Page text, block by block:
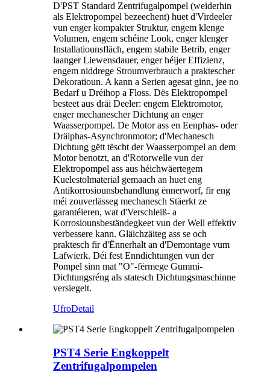
D'PST Standard Zentrifugalpompel (weiderhin
als Elektropompel bezeechent) huet d'Virdeeler
vun enger kompakter Struktur, engem klenge
Volumen, engem schéine Look, enger klenger
Installatiounsfläch, engem stabile Betrib, enger
laanger Liewensdauer, enger héijer Effizienz,
engem niddrege Stroumverbrauch a praktescher
Dekoratioun. A kann a Serien agesat ginn, jee no
Bedarf u Dréihop a Floss. Dës Elektropompel
besteet aus dräi Deeler: engem Elektromotor,
enger mechanescher Dichtung an enger
Waasserpompel. De Motor ass en Eenphas- oder
Dräiphas-Asynchronmotor; d'Mechanesch
Dichtung gëtt tëscht der Waasserpompel an dem
Motor benotzt, an d'Rotorwelle vun der
Elektropompel ass aus héichwäertegem
Kuelestolmaterial gemaach an huet eng
Antikorrosiounsbehandlung ënnerworf, fir eng
méi zouverlässeg mechanesch Stäerkt ze
garantéieren, wat d'Verschleiß- a
Korrosiounsbeständegkeet vun der Well effektiv
verbessere kann. Gläichzäiteg ass se och
praktesch fir d'Ënnerhalt an d'Demontage vum
Lafwierk. Déi fest Enndichtungen vun der
Pompel sinn mat "O"-fërmege Gummi-
Dichtungsréng als statesch Dichtungsmaschinne
versiegelt.
UfroDetail
PST4 Serie Engkoppelt
Zentrifugalpompelen